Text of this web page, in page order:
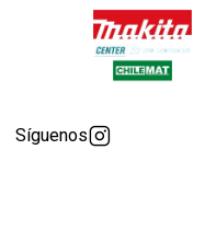
Síguenos